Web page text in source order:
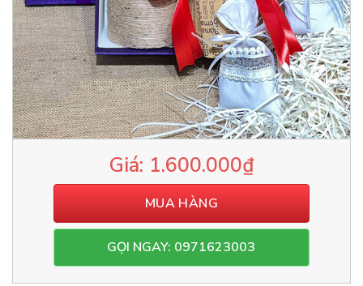
1.600.000₫
MUA HÀNG
GỌI NGAY: 0971623003